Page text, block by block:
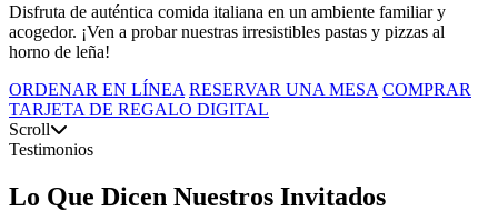
Disfruta de auténtica comida italiana en un ambiente familiar y
acogedor. ¡Ven a probar nuestras irresistibles pastas y pizzas al
horno de leña!
ORDENAR EN LÍNEA RESERVAR UNA MESA COMPRAR
TARJETA DE REGALO DIGITAL
Scroll
Testimonios
Lo Que Dicen Nuestros Invitados